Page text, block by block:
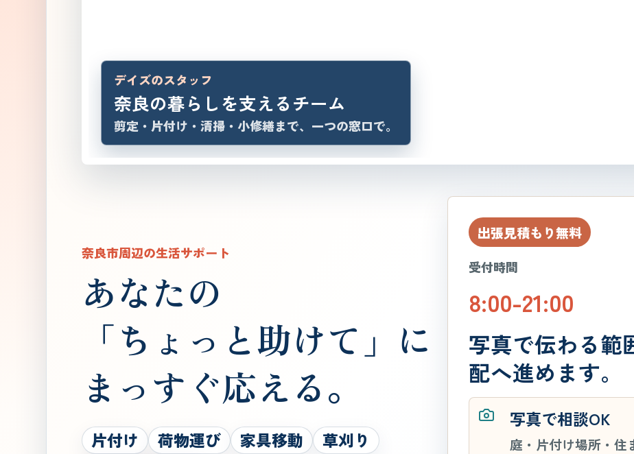
デイズのスタッフ
奈良の暮らしを支えるチーム
剪定・片付け・清掃・小修繕まで、一つの窓口で。
奈良市周辺の生活サポート
あなたの
「ちょっと助けて」に
まっすぐ応える。
片付け 荷物運び 家具移動
草刈り
出張見積もり無料
受付時間
8:00-21:00
写真で伝わる範
配へ進めます。
写真で相談OK
庭・片付け場所・住